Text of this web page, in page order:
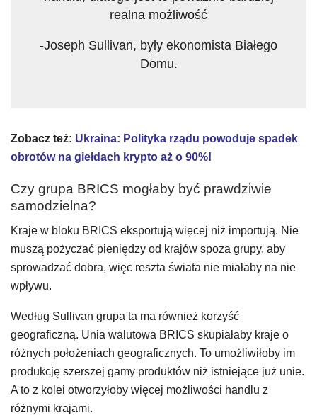
realna możliwość
-Joseph Sullivan, były ekonomista Białego
Domu.
Zobacz też: Ukraina: Polityka rządu powoduje spadek
obrotów na giełdach krypto aż o 90%!
Czy grupa BRICS mogłaby być prawdziwie
samodzielna?
Kraje w bloku BRICS eksportują więcej niż importują. Nie
muszą pożyczać pieniędzy od krajów spoza grupy, aby
sprowadzać dobra, więc reszta świata nie miałaby na nie
wpływu.
Według Sullivan grupa ta ma również korzyść
geograficzną. Unia walutowa BRICS skupiałaby kraje o
różnych położeniach geograficznych. To umożliwiłoby im
produkcję szerszej gamy produktów niż istniejące już unie.
A to z kolei otworzyłoby więcej możliwości handlu z
różnymi krajami.